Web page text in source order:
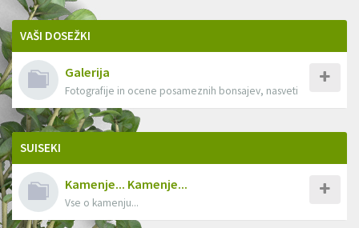
VAŠI DOSEŽKI
Galerija
Fotografije in ocene posameznih bonsajev, nasveti
SUISEKI
Kamenje... Kamenje...
Vse o kamenju...